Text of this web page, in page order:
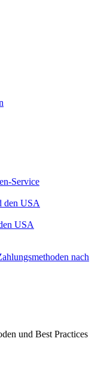
Service
den USA
USA
nach
und Best Practices